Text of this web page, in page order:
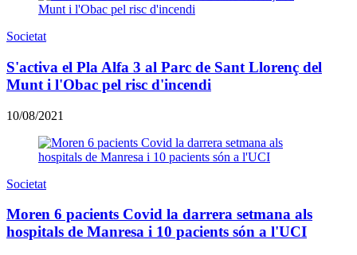
Societat
S'activa el Pla Alfa 3 al Parc de Sant Llorenç del
Munt i l'Obac pel risc d'incendi
10/08/2021
Societat
Moren 6 pacients Covid la darrera setmana als
hospitals de Manresa i 10 pacients són a l'UCI